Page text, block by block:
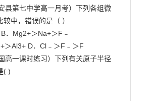
县第七中学高一月考）下列各组微
中，错误的是（ ）
．Mg2+＞Na+＞F﹣
＞Al3+ D．Cl﹣＞F﹣＞F
高一课时练习）下列有关原子半径
( )